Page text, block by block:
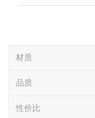
材质
品质
性价比